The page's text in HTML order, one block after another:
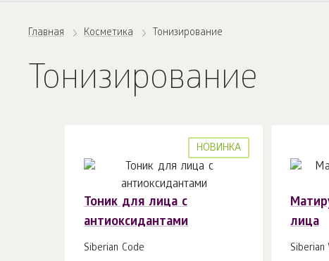
Главная Косметика Тонизирование
Тонизирование
НОВИНКА
Тоник для лица с
антиоксидантами
Siberian Code
лица
Siberian